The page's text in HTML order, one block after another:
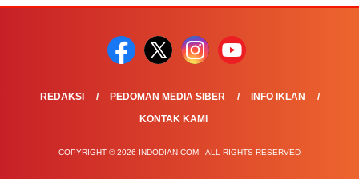
REDAKSI PEDOMAN MEDIA SIBER
INFO IKLAN
KONTAK KAMI
COPYRIGHT © 2026 INDODIAN.COM - ALL RIGHTS RESERVED